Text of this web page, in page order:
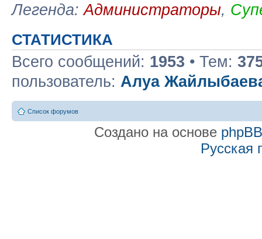
Легенда:Администраторы,
СТАТИСТИКА
Всего сообщений: 1953 • Тем:
пользователь: Алуа
Список форумов
Создано на основе phpBB
Русская